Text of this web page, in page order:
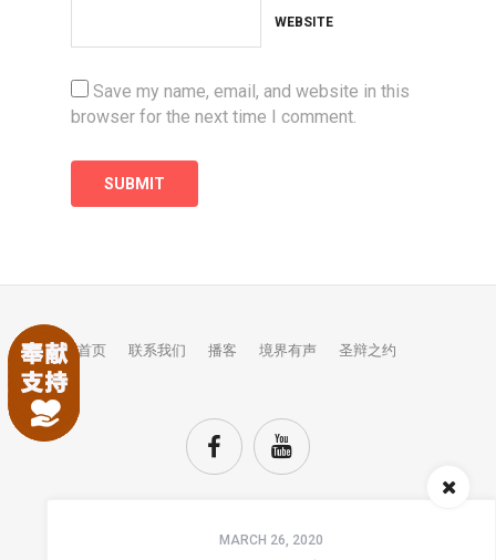
WEBSITE
Save my name, email, and website in this
browser for the next time I comment.
MARCH 26, 2020
首页 联系我们 播客 境界有声 圣辩之约